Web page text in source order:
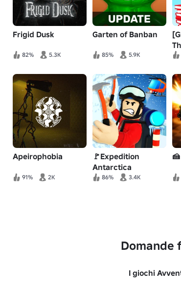
Frigid Dusk
82% 5.3K
Garten of Banban
85% 5.9K
Apeirophobia
91% 2K
🚩Expedition
Antarctica
86% 3.4K
Domande
I giochi